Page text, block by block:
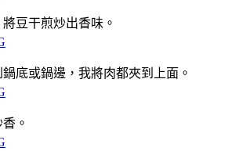
豆干煎炒出香味。
底或鍋邊，我將肉都夾到上面。
。